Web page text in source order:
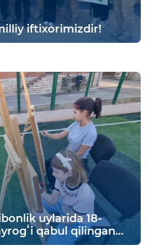
iftixorimizdir!
uylarida 18-
qabul qilingan
bir qator maʼnaviy